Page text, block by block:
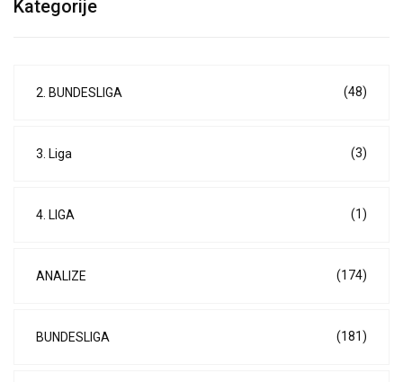
Kategorije
2. BUNDESLIGA (48)
3. Liga (3)
4. LIGA (1)
ANALIZE (174)
BUNDESLIGA (181)